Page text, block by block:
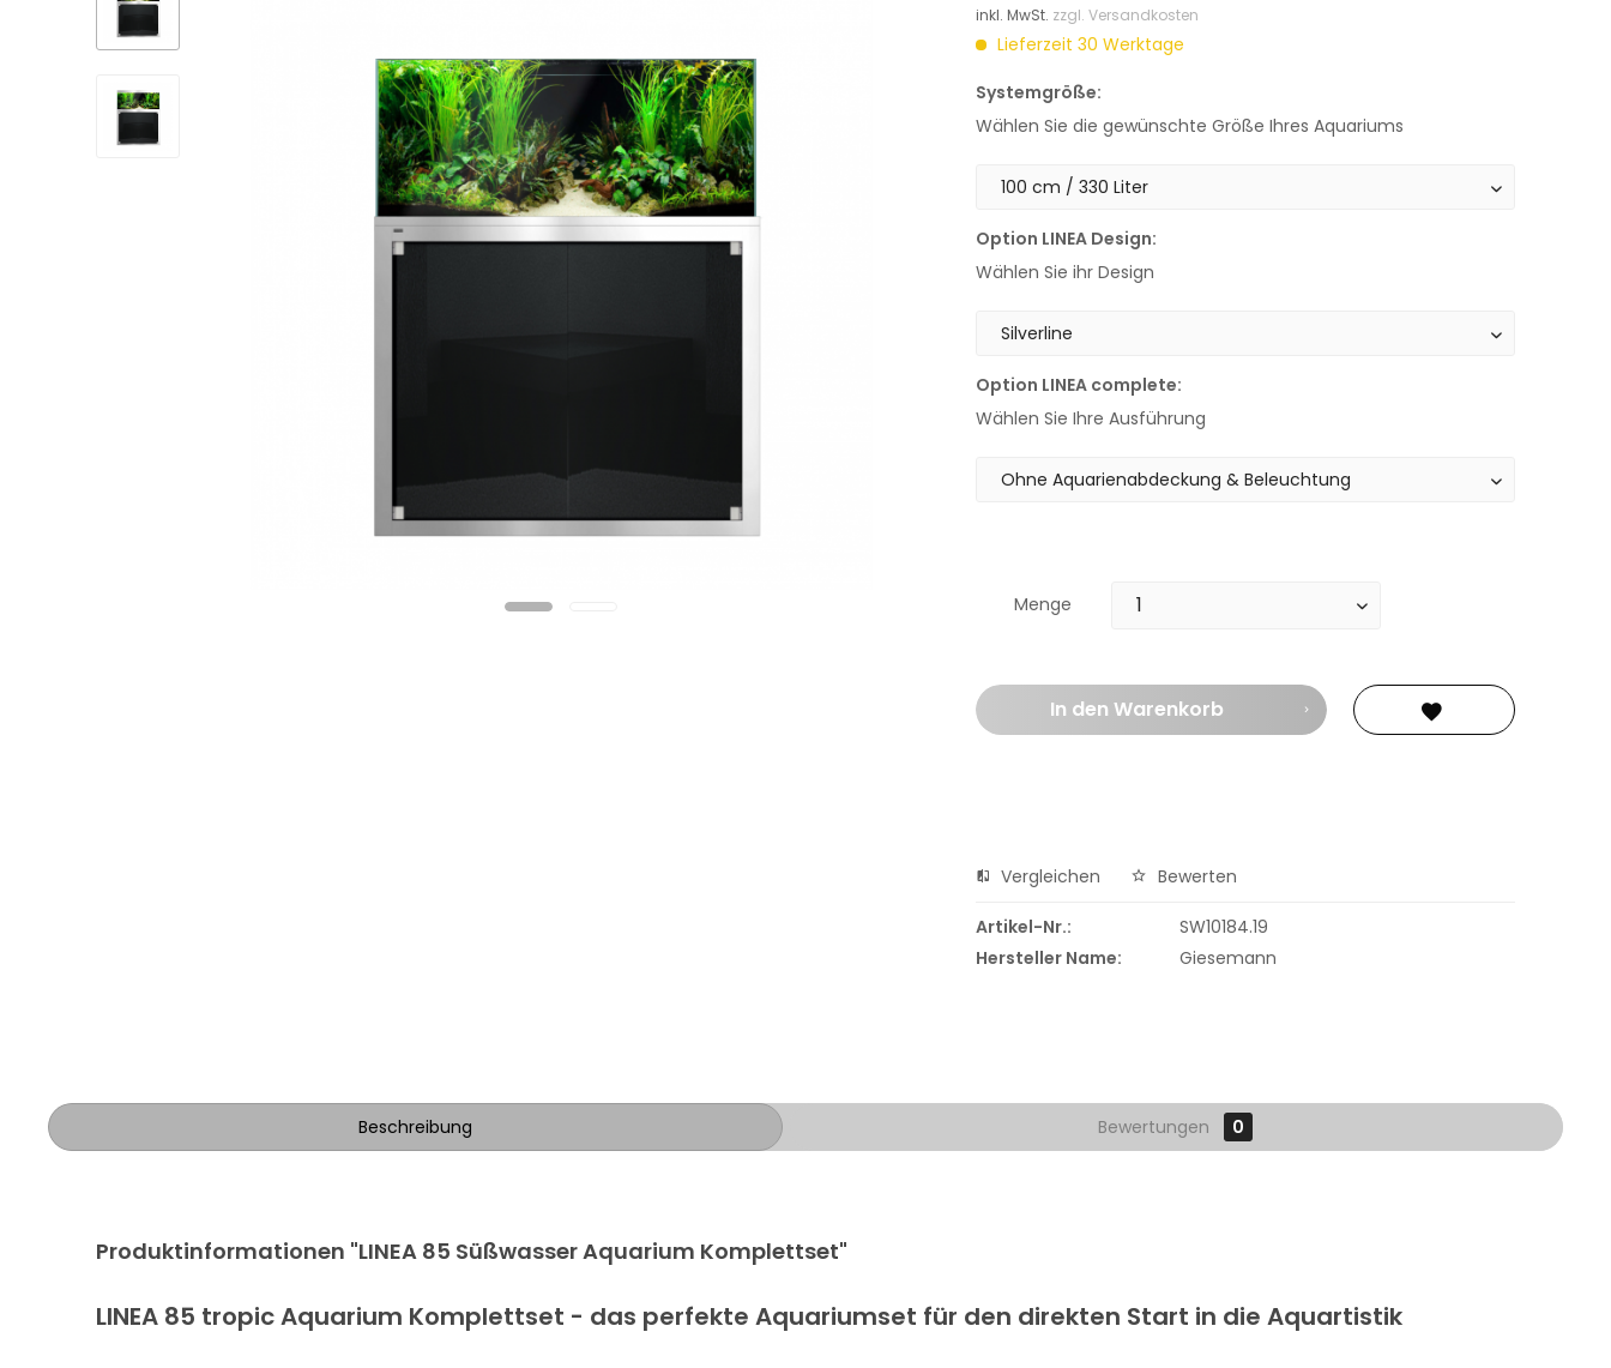
inkl. MwSt. zzgl. Versandkosten
Lieferzeit 30 Werktage
Systemgröße:
Wählen Sie die gewünschte Größe Ihres Aquariums
Option LINEA Design:
Wählen Sie ihr Design
Option LINEA complete:
Wählen Sie Ihre Ausführung
Menge
In den Warenkorb
Vergleichen Bewerten
Artikel-Nr.:
SW10184.19
Hersteller Name:
Giesemann
Beschreibung Bewertungen 0
Produktinformationen "LINEA 85 Süßwasser Aquarium Komplettset"
LINEA 85 tropicAquarium Komplettset - das perfekte Aquariumset für den direkten Start in die Aquartistik